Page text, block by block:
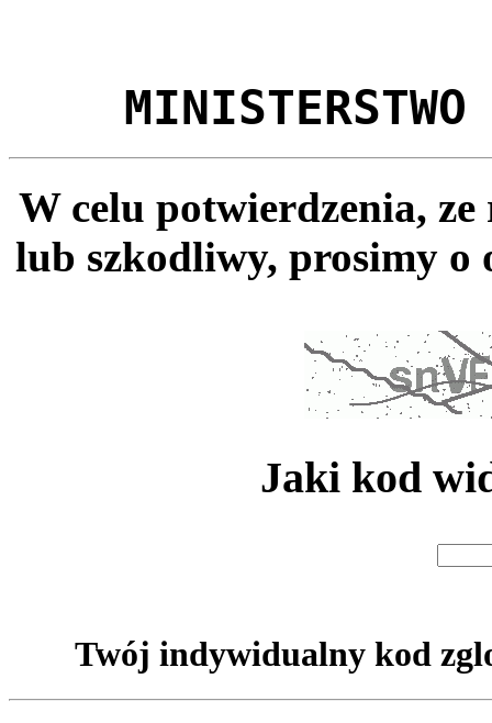
MINISTERSTWO
W celu potwierdzenia,
lub szkodliwy, prosimy o
Jaki kod
Twój indywidualny kod